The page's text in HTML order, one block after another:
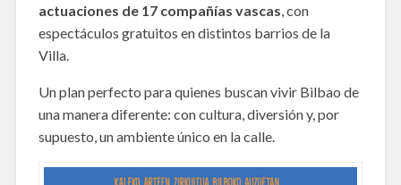
actuaciones de 17 compañías vascas , con
espectáculos gratuitos en distintos barrios de la
Villa.
Un plan perfecto para quienes buscan vivir Bilbao de
una manera diferente: con cultura, diversión y, por
supuesto, un ambiente único en la calle.